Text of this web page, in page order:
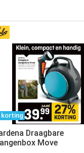
korting
Draagbare
Move